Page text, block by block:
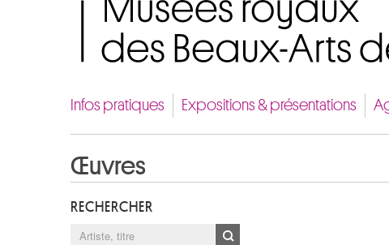
Infos pratiques Expositions & présentations
Œuvres
RECHERCHER